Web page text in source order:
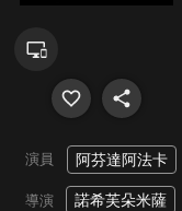
演員 阿芬達阿法卡
導演 諾希芙朵米薩